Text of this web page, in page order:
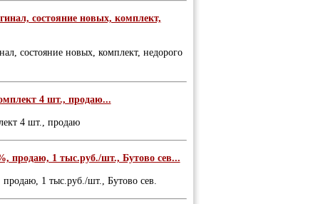
состояние новых, комплект,
состояние новых, комплект, недорого
4 шт., продаю...
4 шт., продаю
продаю, 1 тыс.руб./шт., Бутово сев...
1 тыс.руб./шт., Бутово сев.